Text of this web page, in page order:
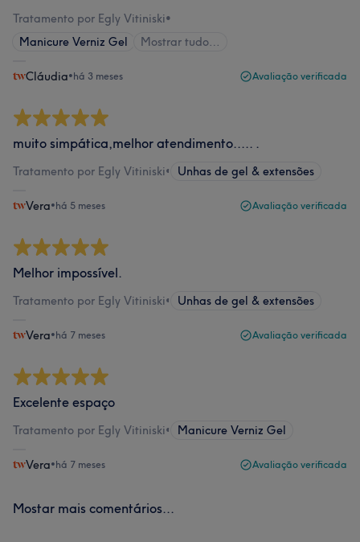
Tratamento por Egly Vitiniski•
Manicure Verniz Gel
Mostrar tudo…
Cláudia•há 3 meses Avaliação verificada
muito simpática,melhor atendimento..... .
Tratamento por Egly Vitiniski• Unhas de gel & extensões
Vera•há 5 meses Avaliação verificada
Melhor impossível.
Tratamento por Egly Vitiniski• Unhas de gel & extensões
Vera•há 7 meses Avaliação verificada
Excelente espaço
Tratamento por Egly Vitiniski• Manicure Verniz Gel
Vera•há 7 meses Avaliação verificada
Mostar mais comentários...